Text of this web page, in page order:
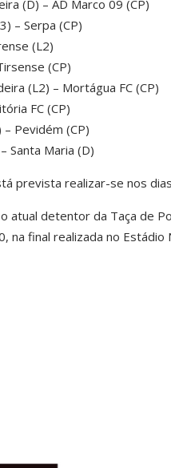
(D) – AD Marco 09 (CP)
– Serpa (CP)
(L2)
(CP)
(L2) – Mortágua FC (CP)
FC (CP)
Pevidém (CP)
Santa Maria (D)
prevista realizar-se nos
atual detentor da Taça de
na final realizada no Estádio